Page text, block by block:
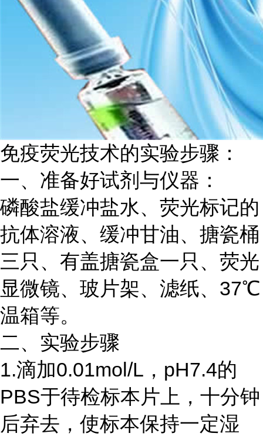
免疫荧光技术的实验步骤：
一、准备好试剂与仪器：
磷酸盐缓冲盐水、荧光标记的
抗体溶液、缓冲甘油、搪瓷桶
三只、有盖搪瓷盒一只、荧光
显微镜、玻片架、滤纸、 37℃
温箱等。
二、实验步骤
1.滴加0.01mol/L，pH7.4的
PBS于待检标本片上，十分钟
后弃去，使标本保持一定湿